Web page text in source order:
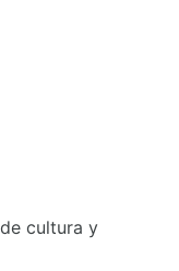
cultura y